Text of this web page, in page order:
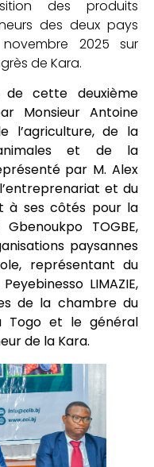
des produits
des deux pays
2025 sur
de Kara.
cette deuxième
Monsieur Antoine
l’agriculture, de la
et de la
par M. Alex
et du
à ses côtés pour la
TOGBE,
paysannes
représentant du
LIMAZIE,
de la chambre du
Togo et le général
de la Kara.